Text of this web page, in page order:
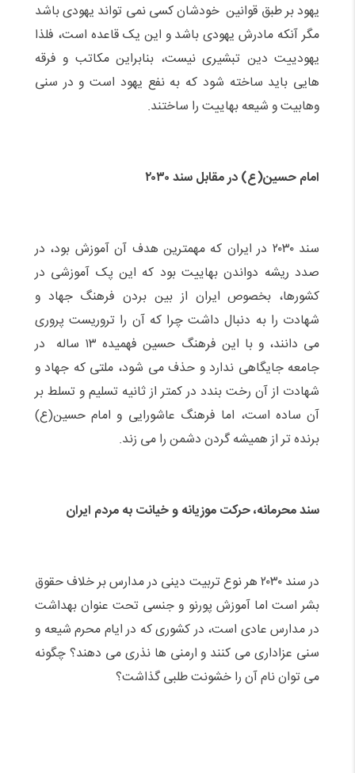
یهود بر طبق قوانین خودشان کسی نمی تواند یهودی باشد
مگر آنکه مادرش یهودی باشد و این یک قاعده است، فلذا
یهودییت دین تبشیری نیست، بنابراین مکاتب و فرقه
هایی باید ساخته شود که به نفع یهود است و در سنی
وهابیت و شیعه بهاییت را ساختند.
امام حسین(ع) در مقابل سند ۲۰۳۰
سند ۲۰۳۰ در ایران که مهمترین هدف آن آموزش بود، در
صدد ریشه دواندن بهاییت بود که این پک آموزشی در
کشورها، بخصوص ایران از بین بردن فرهنگ جهاد و
شهادت را به دنبال داشت چرا که آن را تروریست پروری
می دانند، و با این فرهنگ حسین فهمیده ۱۳ ساله در
جامعه جایگاهی ندارد و حذف می شود، ملتی که جهاد و
شهادت از آن رخت بندد در کمتر از ثانیه تسلیم و تسلط بر
آن ساده است، اما فرهنگ عاشورایی و امام حسین(ع)
برنده تر از همیشه گردن دشمن را می زند.
سند محرمانه، حرکت موزیانه و خیانت به مردم ایران
در سند ۲۰۳۰ هر نوع تربیت دینی در مدارس بر خلاف حقوق
بشر است اما آموزش پورنو و جنسی تحت عنوان بهداشت
در مدارس عادی است، در کشوری که در ایام محرم شیعه و
سنی عزاداری می کنند و ارمنی ها نذری می دهند؟ چگونه
می توان نام آن را خشونت طلبی گذاشت؟